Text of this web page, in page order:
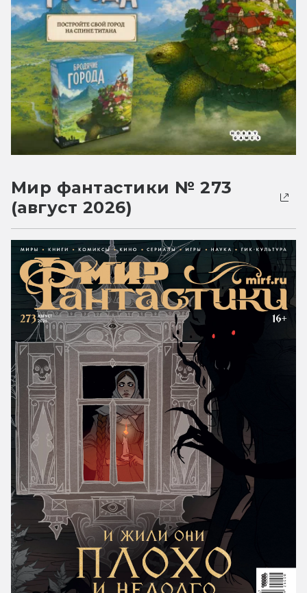
Мир фантастики № 273
(август 2026)